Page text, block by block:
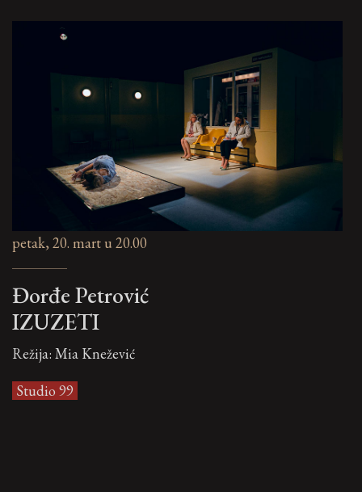
petak, 20. mart u 20.00
Đorđe Petrović
IZUZETI
Režija: Mia Knežević
Studio 99